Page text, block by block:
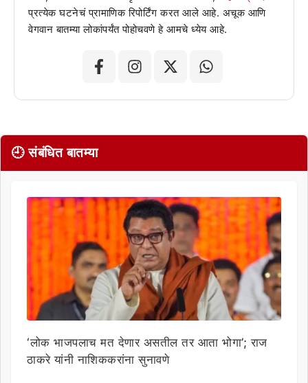
प्रत्येक घटनेचं प्रामाणिक रिपोर्टिंग करत आले आहे. अचूक आणि
वेगवान बातम्या लोकांपर्यंत पोहोचवणे हे आमचे ध्येय आहे.
🕘 संबंधित बातम्या
‘लोक भाजपलाच मत देणार असतील तर आता भोगा’; राज
ठाकरे यांनी नाशिककरांना सुनावणे